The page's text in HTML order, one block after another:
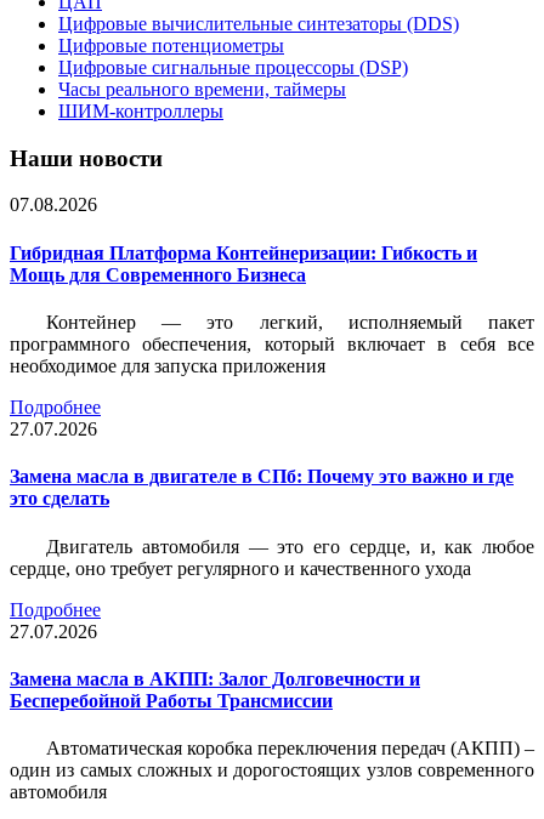
Цифровые вычислительные синтезаторы (DDS)
Цифровые потенциометры
Цифровые сигнальные процессоры (DSP)
Часы реального времени, таймеры
ШИМ-контроллеры
Наши новости
07.08.2026
Гибридная Платформа Контейнеризации: Гибкость и
Мощь для Современного Бизнеса
Контейнер — это легкий, исполняемый пакет
программного обеспечения, который включает в себя все
необходимое для запуска приложения
Подробнее
27.07.2026
Замена масла в двигателе в СПб: Почему это важно и где
это сделать
Двигатель автомобиля — это его сердце, и, как любое
сердце, оно требует регулярного и качественного ухода
Подробнее
27.07.2026
Замена масла в АКПП: Залог Долговечности и
Бесперебойной Работы Трансмиссии
Автоматическая коробка переключения передач (АКПП) –
один из самых сложных и дорогостоящих узлов современного
автомобиля